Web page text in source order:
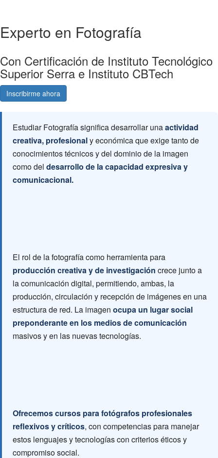
Experto en Fotografía
Con Certificación de Instituto Tecnológico
Superior Serra e Instituto CBTech
Inscribirme ahora
Estudiar Fotografía significa desarrollar unaactividad
creativa, profesionaly económica que exige tanto de
conocimientos técnicos y del dominio de la imagen
como del desarrollo de la capacidad expresiva y
comunicacional.
El rol de la fotografía como herramienta para
producción creativa y de investigación crece junto a
la comunicación digital, permitiendo, ambas, la
producción, circulación y recepción de imágenes en una
estructura de red. La imagen ocupa un lugar social
preponderante en los medios de comunicación
masivos y en las nuevas tecnologías.
Ofrecemos cursos para fotógrafos profesionales
reflexivos y críticos, con competencias para manejar
estos lenguajes y tecnologías con criterios éticos y
compromiso social.